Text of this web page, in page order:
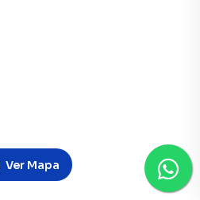
Ver Mapa